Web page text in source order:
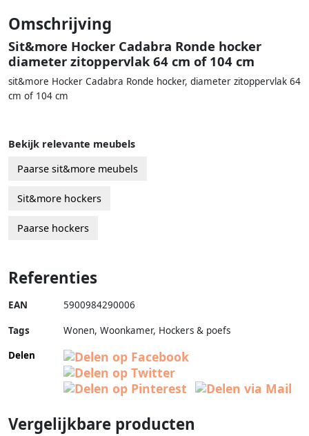
Omschrijving
Sit&more Hocker Cadabra Ronde hocker
diameter zitoppervlak 64 cm of 104 cm
sit&more Hocker Cadabra Ronde hocker, diameter zitoppervlak 64
cm of 104 cm
Bekijk relevante meubels
Paarse sit&more meubels
Sit&more hockers
Paarse hockers
Referenties
EAN 5900984290006
Tags
Wonen, Woonkamer, Hockers & poefs
Delen
Vergelijkbare producten